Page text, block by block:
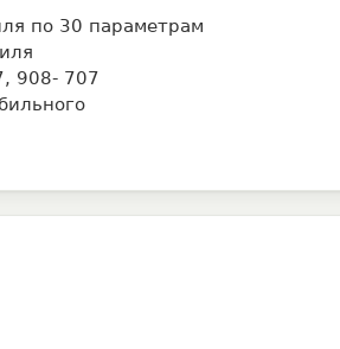
по 30 параметрам
908- 707